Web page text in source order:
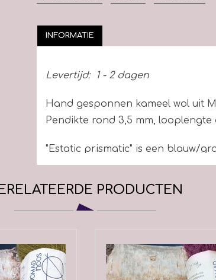
INFORMATIE
Levertijd: 1 - 2 dagen
Hand gesponnen kameel wol uit
Pendikte rond 3,5 mm,
"Estatic prismatic" is een blauw/
mooiste en zachtste
handgeverfde garen te leveren
creëren we projecten ter
consumenten van vandaag zijn
geïnformeerd over producten die
PRODUCTEN